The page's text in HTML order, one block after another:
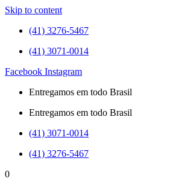
Skip to content
(41) 3276-5467
(41) 3071-0014
Facebook Instagram
Entregamos em todo Brasil
Entregamos em todo Brasil
(41) 3071-0014
(41) 3276-5467
0